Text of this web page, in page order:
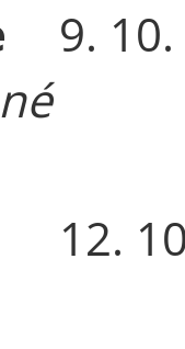
9.
12.